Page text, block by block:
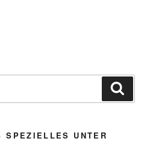
SPEZIELLES UNTER